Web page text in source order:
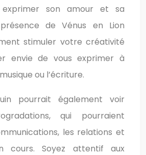
son amour et sa
de Vénus en Lion
stimuler votre créativité
envie de vous exprimer à
ou l’écriture.
pourrait également voir
qui pourraient
les relations et
cours. Soyez attentif aux